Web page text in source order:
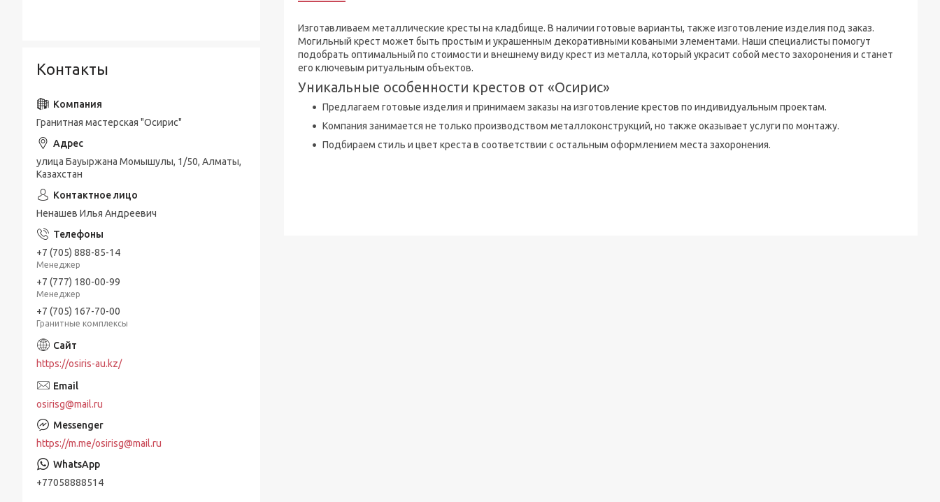
Изготавливаем металлические кресты на кладбище. В наличии готовые варианты, также изготовление изделия под заказ.
Могильный крест может быть простым и украшенным декоративными коваными элементами. Наши специалисты помогут
подобрать оптимальный по стоимости и внешнему виду крест из металла, который украсит собой место захоронения и станет
его ключевым ритуальным объектов.
Уникальные особенности крестов от «Осирис»
Предлагаем готовые изделия и принимаем заказы на изготовление крестов по индивидуальным проектам.
Компания занимается не только производством металлоконструкций, но также оказывает услуги по монтажу.
Подбираем стиль и цвет креста в соответствии с остальным оформлением места захоронения.
Контакты
Гранитная мастерская "Осирис"
улица Бауыржана Момышулы, 1/50, Алматы,
Казахстан
Ненашев Илья Андреевич
+7 (705) 888-85-14
Менеджер
+7 (777) 180-00-99
Менеджер
+7 (705) 167-70-00
Гранитные комплексы
https://osiris-au.kz/
osirisg@mail.ru
https://m.me/osirisg@mail.ru
+77058888514